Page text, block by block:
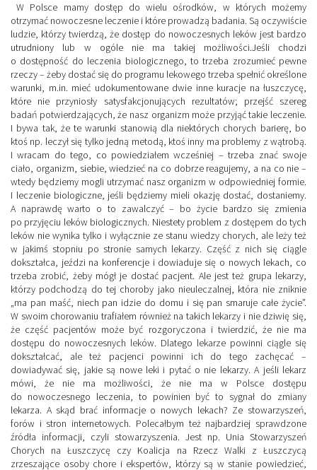
W Polsce mamy dostęp do wielu ośrodków, w których możemy
otrzymać nowoczesne leczenie i które prowadzą badania. Są oczywiście
ludzie, którzy twierdzą, że dostęp do nowoczesnych leków jest bardzo
utrudniony lub w ogóle nie ma takiej możliwości.Jeśli chodzi
o dostępność do leczenia biologicznego, to trzeba zrozumieć pewne
rzeczy – żeby dostać się do programu lekowego trzeba spełnić określone
warunki, m.in. mieć udokumentowane dwie inne kuracje na łuszczycę,
które nie przyniosły satysfakcjonujących rezultatów; przejść szereg
badań potwierdzających, że nasz organizm może przyjąć takie leczenie.
I bywa tak, że te warunki stanowią dla niektórych chorych barierę, bo
ktoś np. leczył się tylko jedną metodą, ktoś inny ma problemy z wątrobą.
I wracam do tego, co powiedziałem wcześniej – trzeba znać swoje
ciało, organizm, siebie, wiedzieć na co dobrze reagujemy, a na co nie –
wtedy będziemy mogli utrzymać nasz organizm w odpowiedniej formie.
I leczenie biologiczne, jeśli będziemy mieli okazję dostać, dostaniemy.
A naprawdę warto o to zawalczyć – bo życie bardzo się zmienia
po przyjęciu leków biologicznych. Niestety problem z dostępem do tych
leków nie wynika tylko i wyłącznie ze stanu wiedzy chorych, ale leży też
w jakimś stopniu po stronie samych lekarzy. Część z nich się ciągle
dokształca, jeździ na konferencje i dowiaduje się o nowych lekach, co
trzeba zrobić, żeby mógł je dostać pacjent. Ale jest też grupa lekarzy,
którzy podchodzą do tej choroby jako nieuleczalnej, która nie zniknie
„ma pan maść, niech pan idzie do domu i się pan smaruje całe życie”.
W swoim chorowaniu trafiałem również na takich lekarzy i nie dziwię się,
że część pacjentów może być rozgoryczona i twierdzić, że nie ma
dostępu do nowoczesnych leków. Dlatego lekarze powinni ciągle się
dokształcać, ale też pacjenci powinni ich do tego zachęcać –
dowiadywać się, jakie są nowe leki i pytać o nie lekarzy. A jeśli lekarz
mówi, że nie ma możliwości, że nie ma w Polsce dostępu
do nowoczesnego leczenia, to powinien być to sygnał do zmiany
lekarza. A skąd brać informacje o nowych lekach? Ze stowarzyszeń,
forów i stron internetowych. Polecałbym też najbardziej sprawdzone
źródła informacji, czyli stowarzyszenia. Jest np. Unia Stowarzyszeń
Chorych na Łuszczycę czy Koalicja na Rzecz Walki z Łuszczycą
zrzeszające osoby chore i ekspertów, którzy są w stanie powiedzieć,